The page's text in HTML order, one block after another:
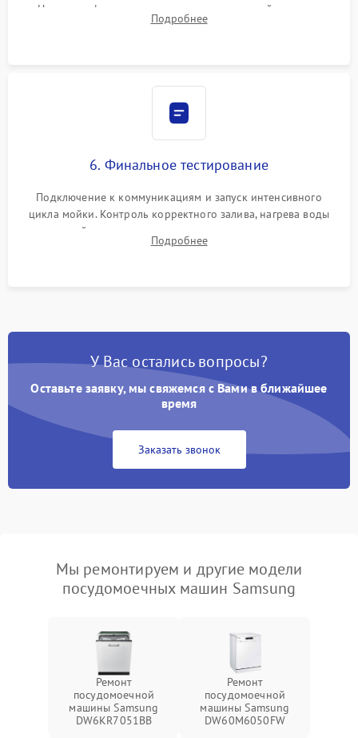
Надежная фиксация хомутов гидравлической системы,
сборка корпуса и установка датчика поплавка.
Подробнее
6. Финальное тестирование
Подключение к коммуникациям и запуск интенсивного
цикла мойки. Контроль корректного залива, нагрева воды
до нужной температуры, отсутствия посторонних шумов,
штатного слива и абсолютной сухости в поддоне.
Подробнее
У Вас остались вопросы?
Оставьте заявку, мы свяжемся с Вами в ближайшее
время
Заказать звонок
Мы ремонтируем и другие модели
посудомоечных машин Samsung
Ремонт
посудомоечной
машины Samsung
DW6KR7051BB
Ремонт
посудомоечной
машины Samsung
DW60M6050FW